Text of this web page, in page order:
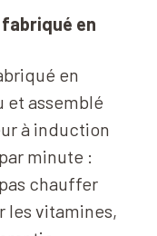
fabriqué en
en
et assemblé
à induction
minute :
chauffer
les vitamines,